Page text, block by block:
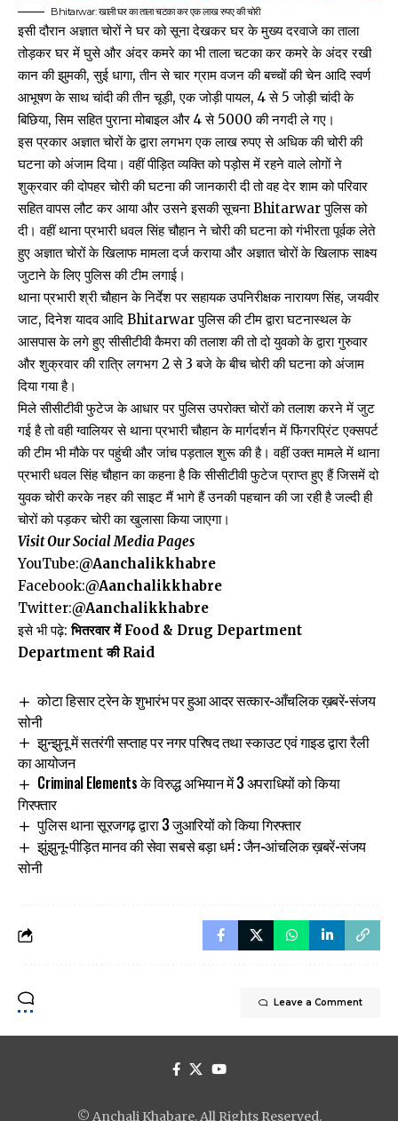
Bhitarwar: खाली घर का ताला चटका कर एक लाख रुपए की चोरी
इसी दौरान अज्ञात चोरों ने घर को सूना देखकर घर के मुख्य दरवाजे का ताला
तोड़कर घर में घुसे और अंदर कमरे का भी ताला चटका कर कमरे के अंदर रखी
कान की झुमकी, सुई धागा, तीन से चार ग्राम वजन की बच्चों की चेन आदि स्वर्ण
आभूषण के साथ चांदी की तीन चूड़ी, एक जोड़ी पायल, 4 से 5 जोड़ी चांदी के
बिछिया, सिम सहित पुराना मोबाइल और 4 से ₹5000 की नगदी ले गए।
इस प्रकार अज्ञात चोरों के द्वारा लगभग एक लाख रुपए से अधिक की चोरी की
घटना को अंजाम दिया। वहीं पीड़ित व्यक्ति को पड़ोस में रहने वाले लोगों ने
शुक्रवार की दोपहर चोरी की घटना की जानकारी दी तो वह देर शाम को परिवार
सहित वापस लौट कर आया और उसने इसकी सूचना Bhitarwar पुलिस को
दी। वहीं थाना प्रभारी धवल सिंह चौहान ने चोरी की घटना को गंभीरता पूर्वक लेते
हुए अज्ञात चोरों के खिलाफ मामला दर्ज कराया और अज्ञात चोरों के खिलाफ साक्ष्य
जुटाने के लिए पुलिस की टीम लगाई।
थाना प्रभारी श्री चौहान के निर्देश पर सहायक उपनिरीक्षक नारायण सिंह, जयवीर
जाट, दिनेश यादव आदि Bhitarwar पुलिस की टीम द्वारा घटनास्थल के
आसपास के लगे हुए सीसीटीवी कैमरा की तलाश की तो दो युवको के द्वारा गुरुवार
और शुक्रवार की रात्रि लगभग 2 से 3 बजे के बीच चोरी की घटना को अंजाम
दिया गया है।
मिले सीसीटीवी फुटेज के आधार पर पुलिस उपरोक्त चोरों को तलाश करने में जुट
गई है तो वही ग्वालियर से थाना प्रभारी चौहान के मार्गदर्शन में फिंगरप्रिंट एक्सपर्ट
की टीम भी मौके पर पहुंची और जांच पड़ताल शुरू की है। वहीं उक्त मामले में थाना
प्रभारी धवल सिंह चौहान का कहना है कि सीसीटीवी फुटेज प्राप्त हुए हैं जिसमें दो
युवक चोरी करके नहर की साइट मैं भागे हैं उनकी पहचान की जा रही है जल्दी ही
चोरों को पड़कर चोरी का खुलासा किया जाएगा।
Visit Our Social Media Pages
YouTube:@Aanchalikkhabre
Facebook:@Aanchalikkhabre
Twitter:@Aanchalikkhabre
इसे भी पढ़े:भितरवार में Food & Drug Department
Department की Raid
कोटा हिसार ट्रेन के शुभारंभ पर हुआ आदर सत्कार-आँचलिक ख़बरें-संजय
सोनी
झुन्झुनू में सतरंगी सप्ताह पर नगर परिषद तथा स्काउट एवं गाइड द्वारा रैली
का आयोजन
Criminal Elements के विरुद्ध अभियान में 3 अपराधियों को किया
गिरफ्तार
पुलिस थाना सूरजगढ़ द्वारा 3 जुआरियों को किया गिरफ्तार
झुंझुनू-पीड़ित मानव की सेवा सबसे बड़ा धर्म : जैन-आंचलिक ख़बरें-संजय
सोनी
Leave a Comment
© Anchali Khabare. All Rights Reserved.